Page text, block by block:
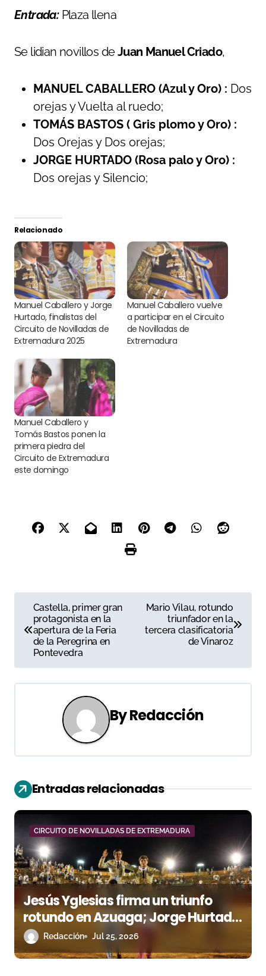
Entrada:Plaza llena
Se lidian novillos deJuan Manuel Criado,
MANUEL CABALLERO (Azul y Oro) : Dos
orejas y Vuelta al ruedo;
TOMÁS BASTOS ( Gris plomo y Oro) :
Dos Orejas y Dos orejas;
JORGE HURTADO (Rosa palo y Oro) :
Dos orejas y Silencio;
Relacionado
Manuel Caballero y Jorge
Hurtado, finalistas del
Circuito de Novilladas de
Extremadura 2025
Manuel Caballero vuelve
a participar en el Circuito
de Novilladas de
Extremadura
Manuel Caballero y
Tomás Bastos ponen la
primera piedra del
Circuito de Extremadura
este domingo
a
e
c
i
ó
n
d
e
e
n
t
Castella, primer gran
protagonista en la
apertura de la Feria
de la Peregrina en
Pontevedra
Mario Vilau, rotundo
triunfador en la
tercera clasificatoria
de Vinaroz
ByRedacción
Entradas relacionadas
CIRCUITO DE NOVILLADAS DE EXTREMADURA
Jesús Yglesias firma un triunfo
rotundo en Azuaga; Jorge Hurtado
deja su sello pese a los aceros
Redacción Jul 25, 2026